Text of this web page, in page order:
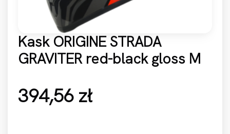
Kask ORIGINE STRADA
GRAVITER red-black gloss M
394,56 zł